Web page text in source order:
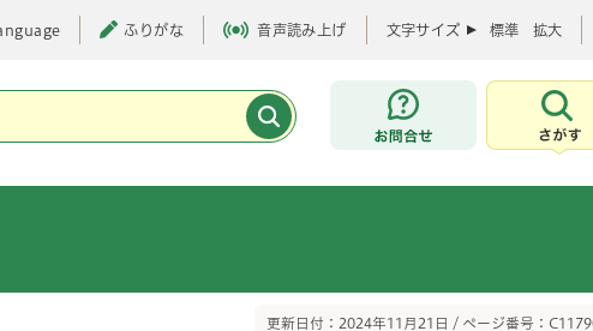
ふりがな 音声読み上げ 文字サイズ 標準 拡大
お問合せ
さが
更新日付：2024年11月21日 / ページ番号：